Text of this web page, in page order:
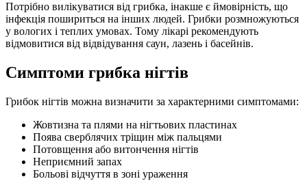
Потрібно вилікуватися від грибка, інакше є ймовірність, що
інфекція пошириться на інших людей. Грибки розмножуються
у вологих і теплих умовах. Тому лікарі рекомендують
відмовитися від відвідування саун, лазень і басейнів.
Симптоми грибка нігтів
Грибок нігтів можна визначити за характерними симптомами:
Жовтизна та плями на нігтьових пластинах
Поява сверблячих тріщин між пальцями
Потовщення або витончення нігтів
Неприємний запах
Больові відчуття в зоні ураження